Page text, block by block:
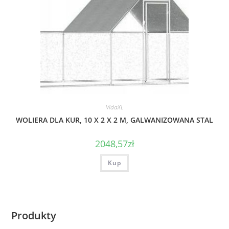
VidaXL
WOLIERA DLA KUR, 10 X 2 X 2 M, GALWANIZOWANA STAL
2048,57zł
Kup
Produkty